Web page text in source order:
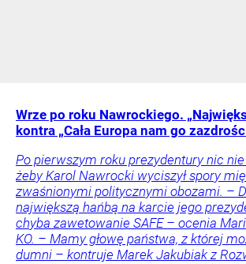
Wrze po roku Nawrockiego.
kontra „Cała Europa nam go
Po pierwszym roku prezydentury nic
żeby Karol Nawrocki wyciszył spory
zwaśnionymi politycznymi obozami. –
największą hańbą na karcie jego
chyba zawetowanie SAFE – ocenia
KO. – Mamy głowę państwa, z której
dumni – kontruje Marek Jakubiak z